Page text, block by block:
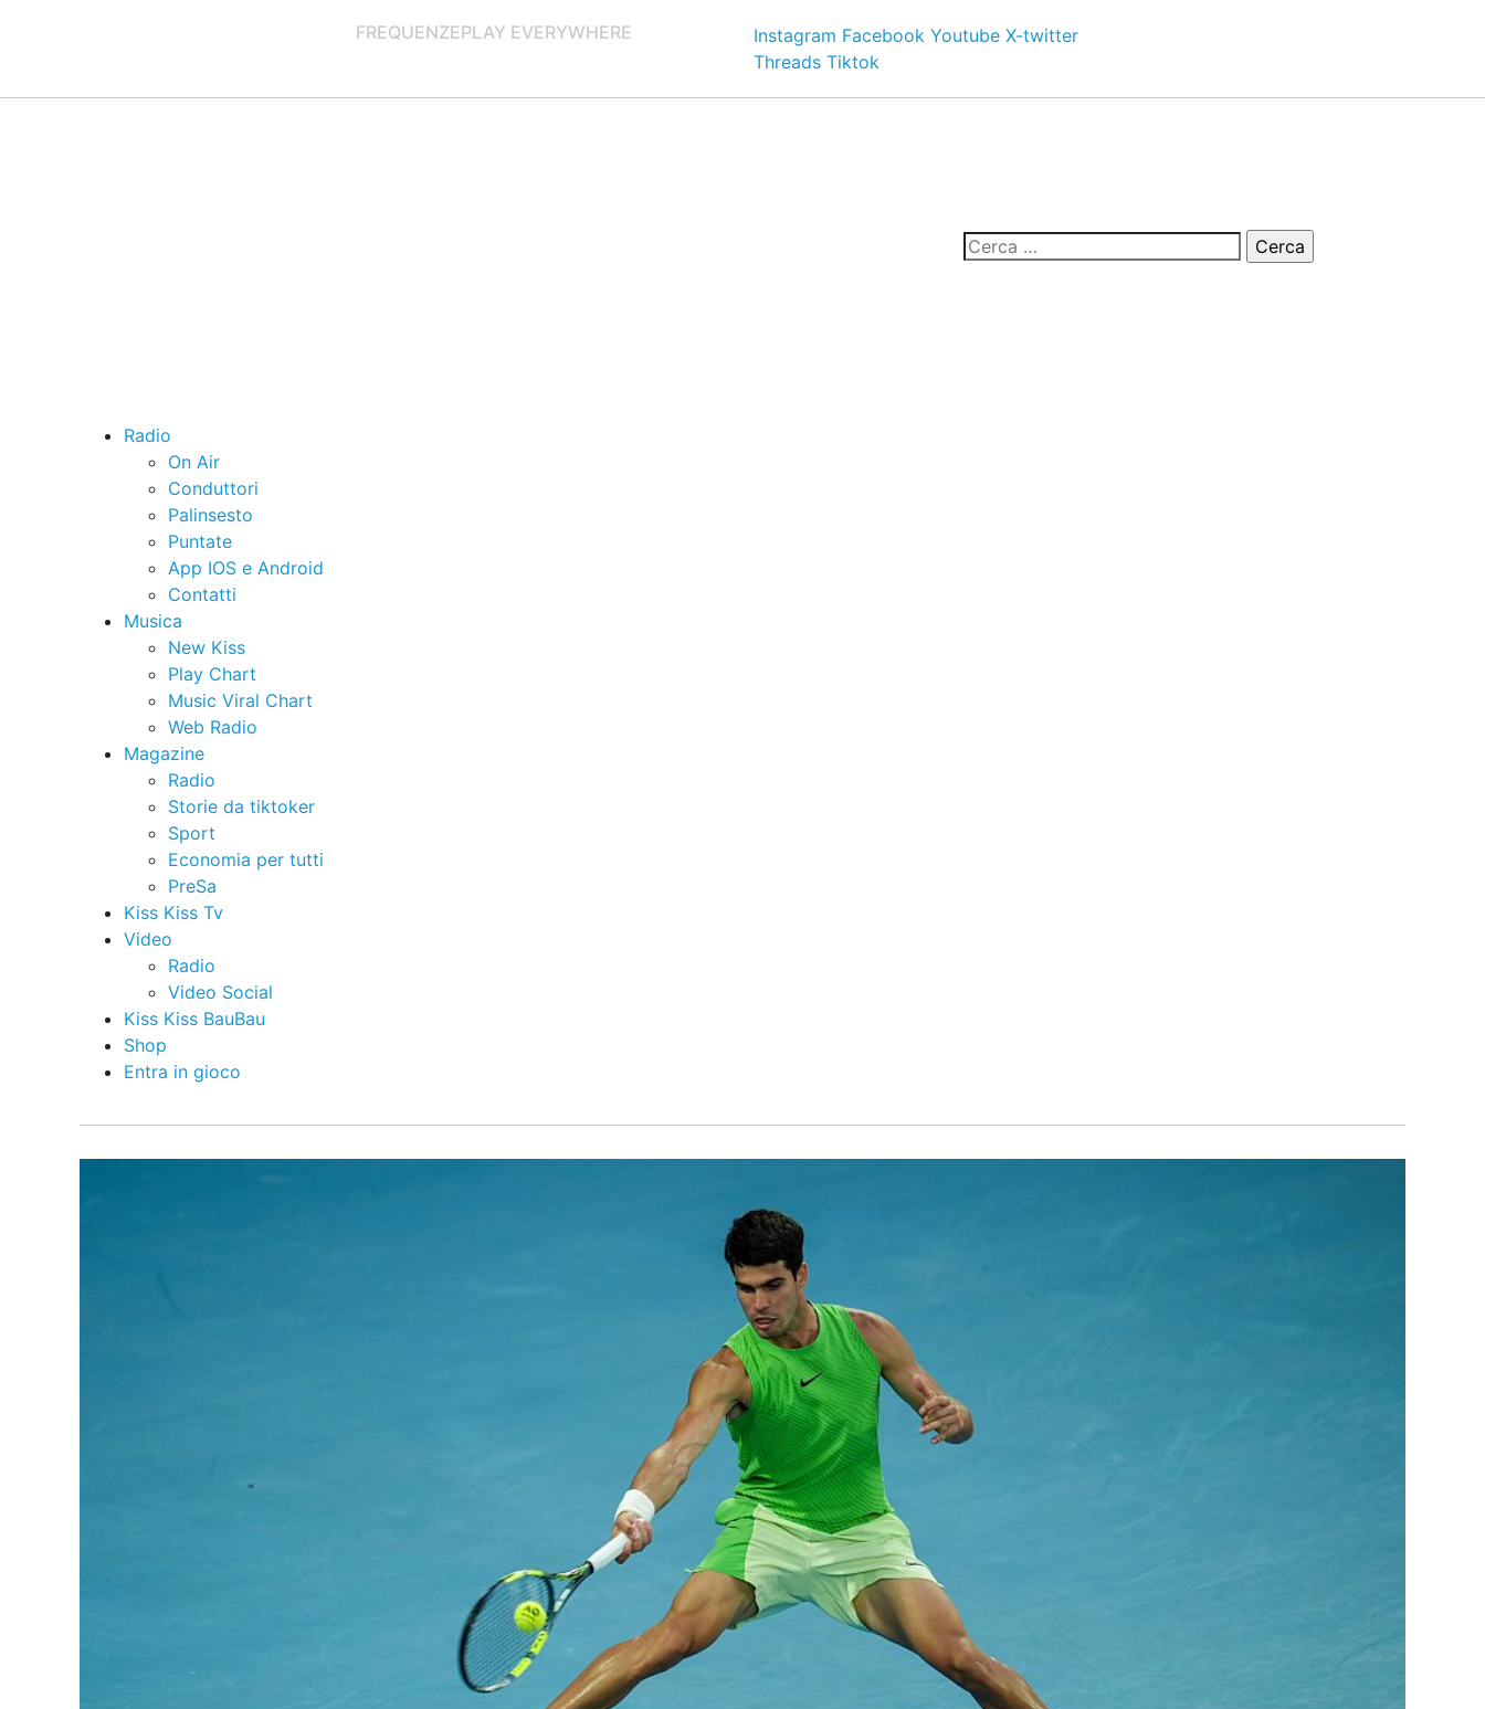
FREQUENZEPLAY EVERYWHERE Instagram Facebook Youtube X-twitter
Threads Tiktok
Radio
On Air
Conduttori
Palinsesto
Puntate
App IOS e Android
Contatti
Musica
New Kiss
Play Chart
Music Viral Chart
Web Radio
Magazine
Radio
Storie da tiktoker
Sport
Economia per tutti
PreSa
Kiss Kiss Tv
Video
Radio
Video Social
Kiss Kiss BauBau
Shop
Entra in gioco